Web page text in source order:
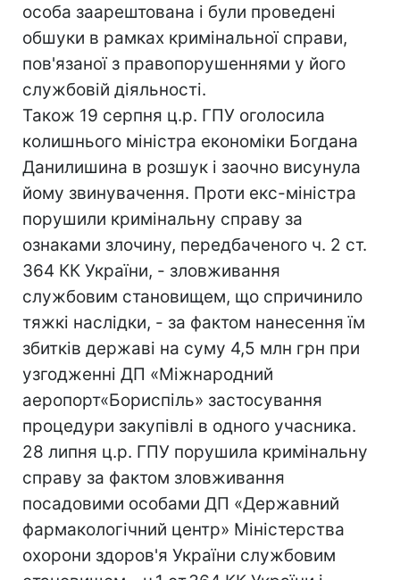
особа заарештована і були проведені
обшуки в рамках кримінальної справи,
пов'язаної з правопорушеннями у його
службовій діяльності.
Також 19 серпня ц.р. ГПУ оголосила
колишнього міністра економіки Богдана
Данилишина в розшук і заочно висунула
йому звинувачення. Проти екс-міністра
порушили кримінальну справу за
ознаками злочину, передбаченого ч. 2 ст.
364 КК України, - зловживання
службовим становищем, що спричинило
тяжкі наслідки, - за фактом нанесення їм
збитків державі на суму 4,5 млн грн при
узгодженні ДП «Міжнародний
аеропорт«Бориспіль» застосування
процедури закупівлі в одного учасника.
28 липня ц.р. ГПУ порушила кримінальну
справу за фактом зловживання
посадовими особами ДП «Державний
фармакологічний центр» Міністерства
охорони здоров'я України службовим